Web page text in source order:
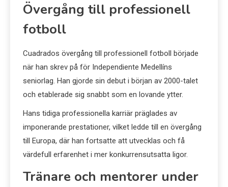
Övergång till professionell
fotboll
Cuadrados övergång till professionell fotboll började
när han skrev på för Independiente Medellíns
seniorlag. Han gjorde sin debut i början av 2000-talet
och etablerade sig snabbt som en lovande ytter.
Hans tidiga professionella karriär präglades av
imponerande prestationer, vilket ledde till en övergång
till Europa, där han fortsatte att utvecklas och få
värdefull erfarenhet i mer konkurrensutsatta ligor.
Tränare och mentorer under